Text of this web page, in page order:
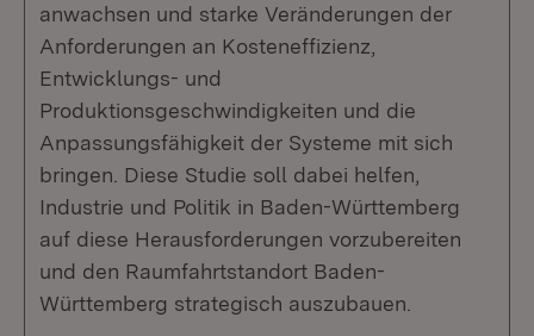
anwachsen und starke Veränderungen der
Anforderungen an Kosteneffizienz,
Entwicklungs- und
Produktionsgeschwindigkeiten und die
Anpassungsfähigkeit der Systeme mit sich
bringen. Diese Studie soll dabei helfen,
Industrie und Politik in Baden-Württemberg
auf diese Herausforderungen vorzubereiten
und den Raumfahrtstandort Baden-
Württemberg strategisch auszubauen.